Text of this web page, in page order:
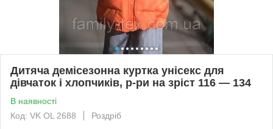
Дитяча демісезонна куртка унісекс для
дівчаток і хлопчиків, р-ри на зріст 116 — 134
В наявності
Код: VK OL 2688
Роздріб